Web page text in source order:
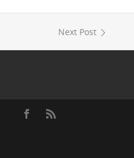
Next Post